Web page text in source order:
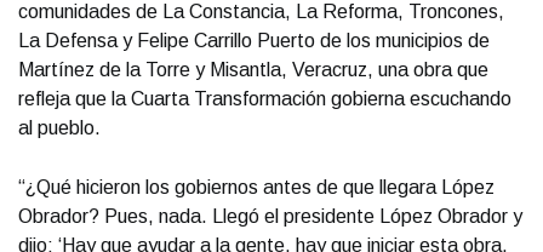
comunidades de La Constancia, La Reforma, Troncones,
La Defensa y Felipe Carrillo Puerto de los municipios de
Martínez de la Torre y Misantla, Veracruz, una obra que
refleja que la Cuarta Transformación gobierna escuchando
al pueblo.
“¿Qué hicieron los gobiernos antes de que llegara López
Obrador? Pues, nada. Llegó el presidente López Obrador y
dijo: ‘Hay que ayudar a la gente, hay que iniciar esta obra,